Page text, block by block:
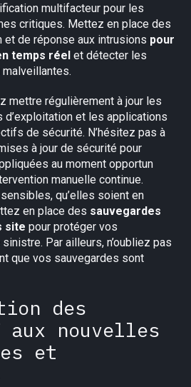
multifacteur pour les
critiques. Mettez en place des
de réponse aux intrusions pour
temps réel et détecter les
mettre régulièrement à jour les
et les applications
de sécurité. N’hésitez pas à
à jour de sécurité pour
au moment opportun
manuelle continue.
qu’elles soient en
en place des sauvegardes
site pour protéger vos
Par ailleurs, n’oubliez pas
que vos sauvegardes sont
des
aux nouvelles
et